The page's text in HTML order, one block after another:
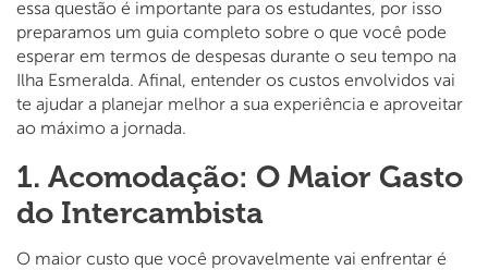
essa questão é importante para os estudantes, por isso
preparamos um guia completo sobre o que você pode
esperar em termos de despesas durante o seu tempo na
Ilha Esmeralda. Afinal, entender os custos envolvidos vai
te ajudar a planejar melhor a sua experiência e aproveitar
ao máximo a jornada.
1. Acomodação: O Maior Gasto
do Intercambista
O maior custo que você provavelmente vai enfrentar é